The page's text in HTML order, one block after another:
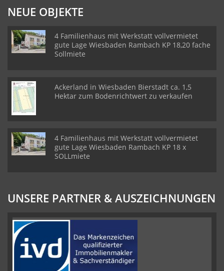
NEUE OBJEKTE
4 Familienhaus mit Werkstatt vollvermietet
gute Lage Wiesbaden Rambach KP 18,20 fache
Sollmiete
Ackerland in Wiesbaden Bierstadt ca. 1,5
Hektar zum Bodenrichtwert zu verkaufen
4 Familienhaus mit Werkstatt vollvermietet
gute Lage Wiesbaden Rambach KP 18 x
SOLLmiete
UNSERE PARTNER & AUSZEICHNUNGEN